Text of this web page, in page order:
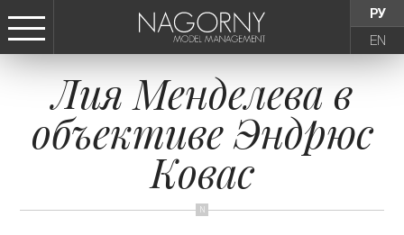
РУ
EN
СТАТЬ МОДЕЛЬЮ
ДЕВУШКИ
ТИНЕЙДЖЕРЫ
Лия Менделева в
объективе Эндрюс
Ковас